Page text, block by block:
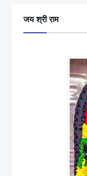
जय श्री राम